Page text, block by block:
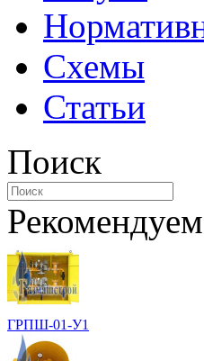
Схемы
Статьи
Поиск
Рекомендуем
ГРПШ-01-У1